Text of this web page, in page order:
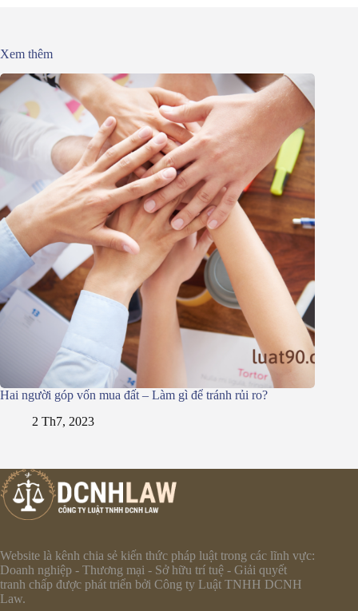
Xem thêm
Hai người góp vốn mua đất – Làm gì để tránh rủi ro?
2 Th7, 2023
Website là kênh chia sẻ kiến thức pháp luật trong các lĩnh vực:
Doanh nghiệp - Thương mại - Sở hữu trí tuệ - Giải quyết
tranh chấp được phát triển bởi Công ty Luật TNHH DCNH
Law.